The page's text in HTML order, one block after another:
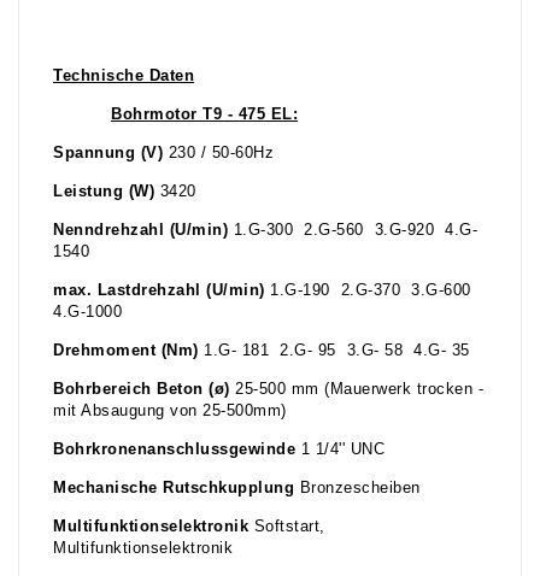
Technische Daten
Bohrmotor T9 - 475 EL:
Spannung (V) 230 / 50-60Hz
Leistung (W) 3420
Nenndrehzahl (U/min) 1.G-300 2.G-560 3.G-920 4.G-
1540
max. Lastdrehzahl (U/min) 1.G-190 2.G-370 3.G-600
4.G-1000
Drehmoment (Nm) 1.G- 181 2.G- 95 3.G- 58 4.G- 35
Bohrbereich Beton (ø) 25-500 mm (Mauerwerk trocken -
mit Absaugung von 25-500mm)
Bohrkronenanschlussgewinde 1 1/4'' UNC
Mechanische Rutschkupplung Bronzescheiben
Multifunktionselektronik Softstart,
Multifunktionselektronik